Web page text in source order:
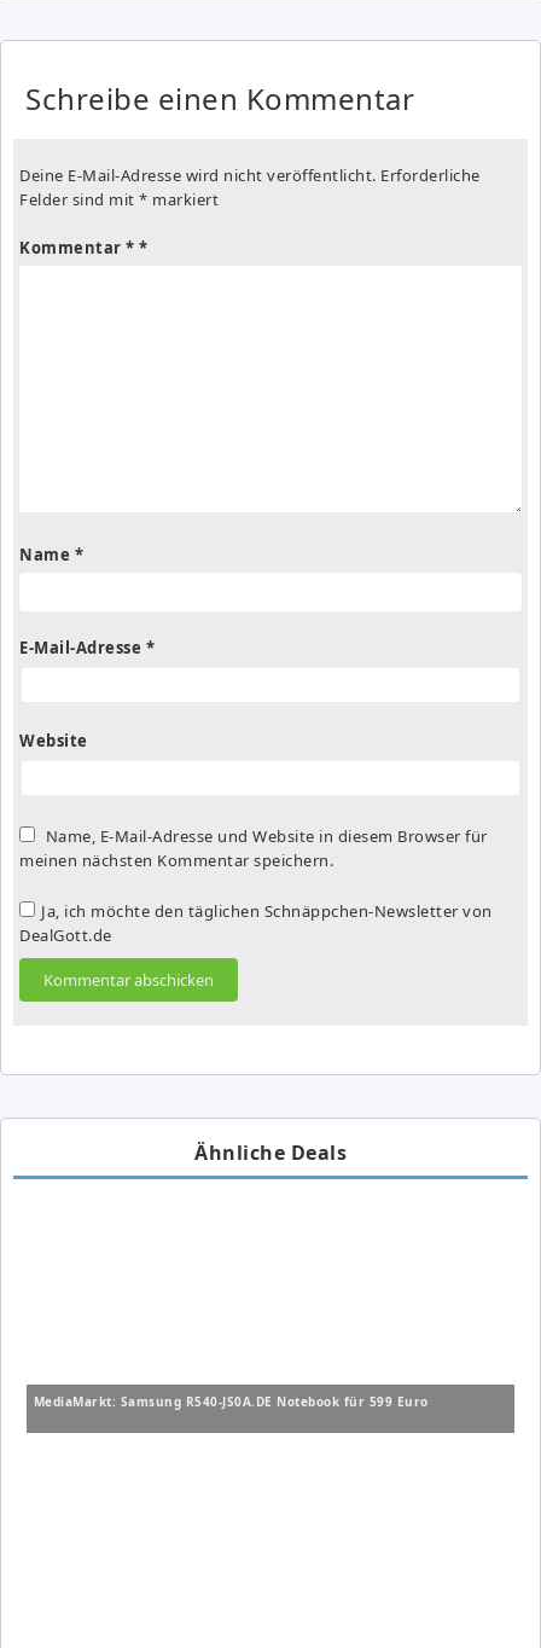
Schreibe einen Kommentar
Deine E-Mail-Adresse wird nicht veröffentlicht. Erforderliche
Felder sind mit * markiert
Kommentar *
Name *
E-Mail-Adresse *
Website
Name, E-Mail-Adresse und Website in diesem Browser für
meinen nächsten Kommentar speichern.
Ja, ich möchte den täglichen Schnäppchen-Newsletter von
DealGott.de
Ähnliche Deals
MediaMarkt: Samsung R540-JS0A.DE Notebook für 599 Euro